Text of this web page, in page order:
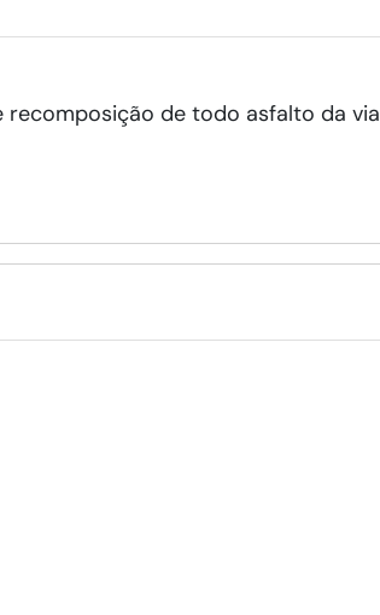
recomposição de todo asfalto da via